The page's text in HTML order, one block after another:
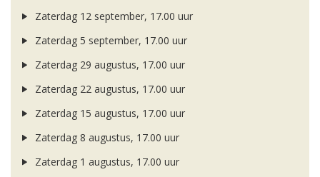
Zaterdag 12 september, 17.00 uur
Zaterdag 5 september, 17.00 uur
Zaterdag 29 augustus, 17.00 uur
Zaterdag 22 augustus, 17.00 uur
Zaterdag 15 augustus, 17.00 uur
Zaterdag 8 augustus, 17.00 uur
Zaterdag 1 augustus, 17.00 uur